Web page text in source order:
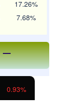
17.26%
7.68%
1.01%